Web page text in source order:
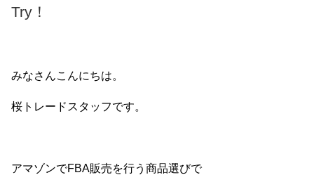
Try！
みなさんこんにちは。
桜トレードスタッフです。
アマゾンでFBA販売を行う商品選びで